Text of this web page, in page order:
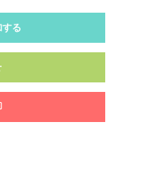
する